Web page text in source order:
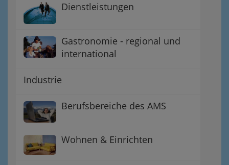
Dienstleistungen
Gastronomie - regional und
international
Industrie
Berufsbereiche des AMS
Wohnen & Einrichten